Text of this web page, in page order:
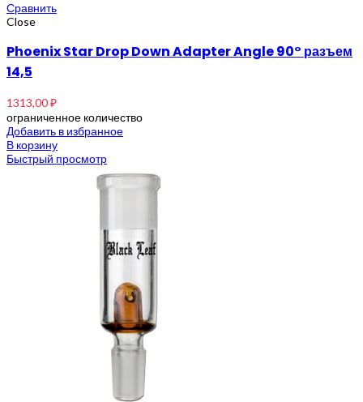
Сравнить
Close
Phoenix Star Drop Down Adapter Angle 90° разъем
14,5
1313,00₽
ограниченное количество
Добавить в избранное
В корзину
Быстрый просмотр